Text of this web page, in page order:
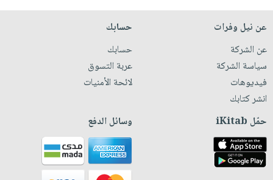
عن نيل وفرات
عن الشركة
سياسة الشركة
فيديوهات
انشر كتابك
حسابك
حسابك
عربة التسوق
لائحة الأمنيات
حمّل iKitab وسائل الدفع